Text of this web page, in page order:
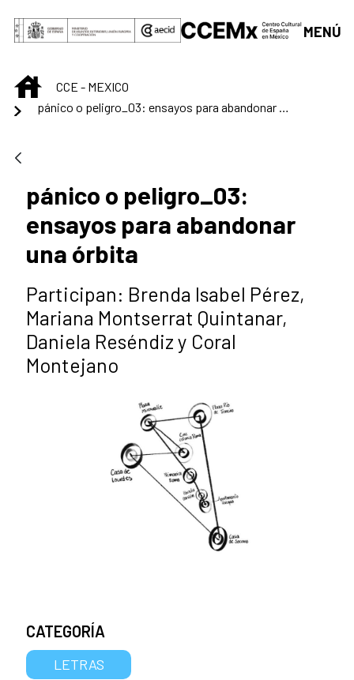
Saltar al contenido principal
MENÚ
INICIOCCE - MEXICO
pánico o peligro_03: ensayos para abandonar una órbita
pánico o peligro_03:
ensayos para abandonar
una órbita
Participan: Brenda Isabel Pérez,
Mariana Montserrat Quintanar,
Daniela Reséndiz y Coral
Montejano
CATEGORÍA
LETRAS